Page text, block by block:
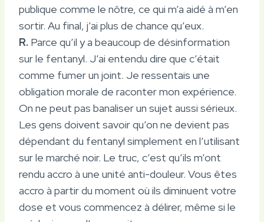
publique comme le nôtre, ce qui m’a aidé à m’en
sortir. Au final, j’ai plus de chance qu’eux.
R. Parce qu’il y a beaucoup de désinformation
sur le fentanyl. J’ai entendu dire que c’était
comme fumer un joint. Je ressentais une
obligation morale de raconter mon expérience.
On ne peut pas banaliser un sujet aussi sérieux.
Les gens doivent savoir qu’on ne devient pas
dépendant du fentanyl simplement en l’utilisant
sur le marché noir. Le truc, c’est qu’ils m’ont
rendu accro à une unité anti-douleur. Vous êtes
accro à partir du moment où ils diminuent votre
dose et vous commencez à délirer, même si le